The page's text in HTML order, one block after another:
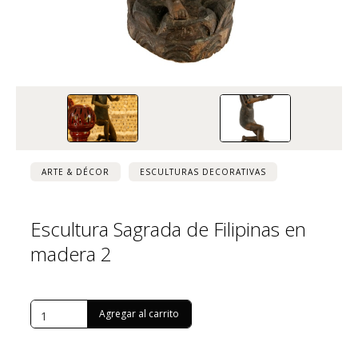
ARTE & DÉCOR ESCULTURAS DECORATIVAS
Escultura Sagrada de Filipinas en
madera 2